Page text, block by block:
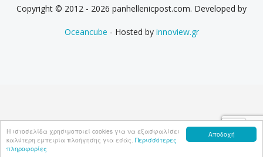
Αποδοχή
Η ιστοσελίδα χρησιμοποιεί cookies για να εξασφαλίσει
καλύτερη εμπειρία πλοήγησης για εσάς. Περισσότερες
πληροφορίες
Copyright © 2012 - 2026 panhellenicpost.com. Developed by
Oceancube - Hosted by innoview.gr